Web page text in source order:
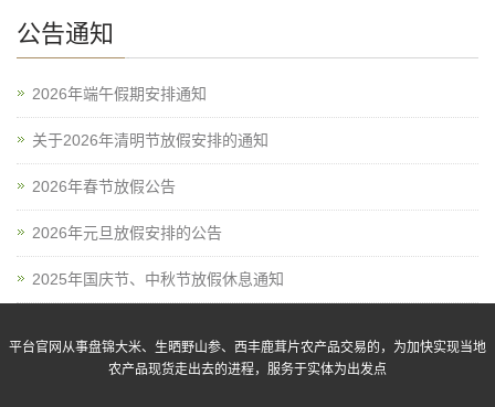
公告通知
2026年端午假期安排通知
关于2026年清明节放假安排的通知
2026年春节放假公告
2026年元旦放假安排的公告
2025年国庆节、中秋节放假休息通知
平台官网从事盘锦大米、生晒野山参、西丰鹿茸片农产品交易的，为加快实现当地
农产品现货走出去的进程，服务于实体为出发点